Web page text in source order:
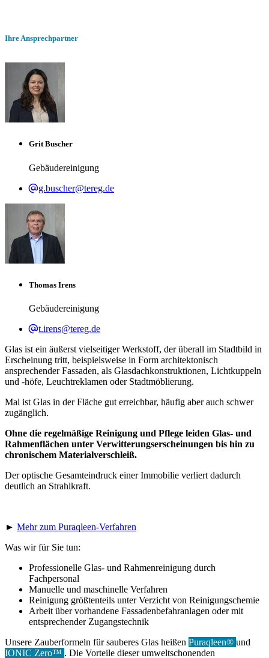
Ihre Ansprechpartner
Grit Buscher
Gebäudereinigung
g.buscher@tereg.de
Thomas Irens
Gebäudereinigung
t.irens@tereg.de
Glas ist ein äußerst vielseitiger Werkstoff, der überall im Stadtbild in
Erscheinung tritt, beispielsweise in Form architektonisch
ansprechender Fassaden, als Glasdachkonstruktionen, Lichtkuppeln
und -höfe, Leuchtreklamen oder Stadtmöblierung.
Mal ist Glas in der Fläche gut erreichbar, häufig aber auch schwer
zugänglich.
Ohne die regelmäßige Reinigung und Pflege leiden Glas- und
Rahmenflächen unter Verwitterungserscheinungen bis hin zu
chronischem Materialverschleiß.
Der optische Gesamteindruck einer Immobilie verliert dadurch
deutlich an Strahlkraft.
► Mehr zum Puraqleen-Verfahren
Was wir für Sie tun:
Professionelle Glas- und Rahmenreinigung durch
Fachpersonal
Manuelle und maschinelle Verfahren
Reinigung größtenteils unter Verzicht von Reinigungschemie
Arbeit über vorhandene Fassadenbefahranlagen oder mit
entsprechender Zugangstechnik
Unsere Zauberformeln für sauberes Glas heißen Puraqleen® und
IONIC Zero™ . Die Vorteile dieser umweltschonenden